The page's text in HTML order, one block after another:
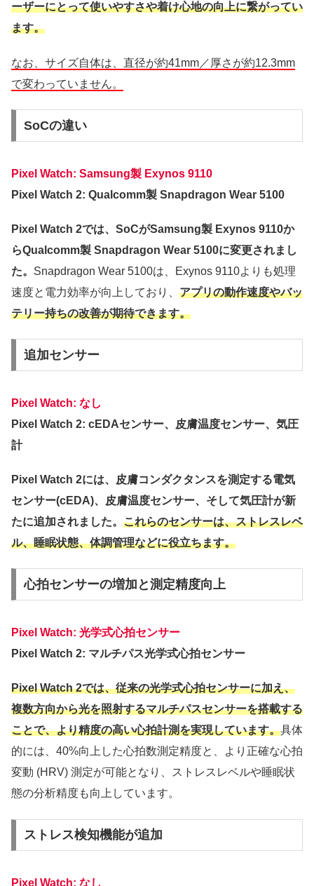
ーザーにとって使いやすさや着け心地の向上に繋がってい
ます。
なお、サイズ自体は、直径が約41mm／厚さが約12.3mm
で変わっていません。
SoCの違い
Pixel Watch: Samsung製 Exynos 9110
Pixel Watch 2: Qualcomm製 Snapdragon Wear 5100
Pixel Watch 2では、SoCがSamsung製 Exynos 9110か
らQualcomm製 Snapdragon Wear 5100に変更されまし
た。 Snapdragon Wear 5100は、Exynos 9110よりも処理
速度と電力効率が向上しており、 アプリの動作速度やバッ
テリー持ちの改善が期待できます。
追加センサー
Pixel Watch: なし
Pixel Watch 2: cEDAセンサー、皮膚温度センサー、気圧
計
Pixel Watch 2には、皮膚コンダクタンスを測定する電気
センサー(cEDA)、皮膚温度センサー、そして気圧計が新
たに追加されました。 これらのセンサーは、ストレスレベ
ル、睡眠状態、体調管理などに役立ちます。
心拍センサーの増加と測定精度向上
Pixel Watch: 光学式心拍センサー
Pixel Watch 2: マルチパス光学式心拍センサー
Pixel Watch 2では、従来の光学式心拍センサーに加え、
複数方向から光を照射するマルチパスセンサーを搭載する
ことで、より精度の高い心拍計測を実現しています。具体
的には、40%向上した心拍数測定精度と、より正確な心拍
変動 (HRV) 測定が可能となり、ストレスレベルや睡眠状
態の分析精度も向上しています。
ストレス検知機能が追加
Pixel Watch: なし